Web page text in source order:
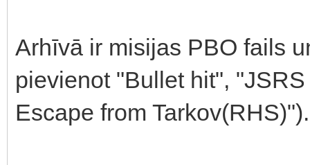
Arhīvā ir misijas PBO fails
pievienot "Bullet hit",
Escape from